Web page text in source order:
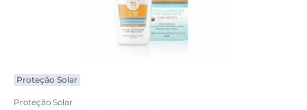
Proteção Solar
Proteção Solar